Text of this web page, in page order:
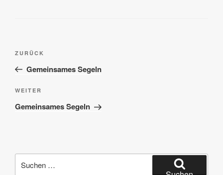
Beitragsnavigation
Vorheriger
Beitrag
ZURÜCK
Gemeinsames Segeln
Nächster
Beitrag
WEITER
Gemeinsames Segeln
nach: